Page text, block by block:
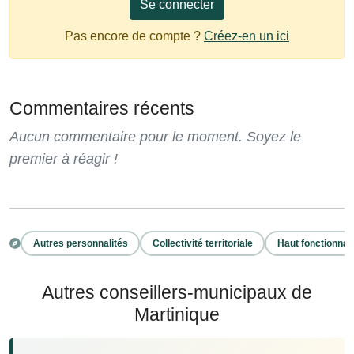
Se connecter
Pas encore de compte ? Créez-en un ici
Commentaires récents
Aucun commentaire pour le moment. Soyez le
premier à réagir !
Autres personnalités Collectivité territoriale Haut
Autres conseillers-municipaux de
Martinique